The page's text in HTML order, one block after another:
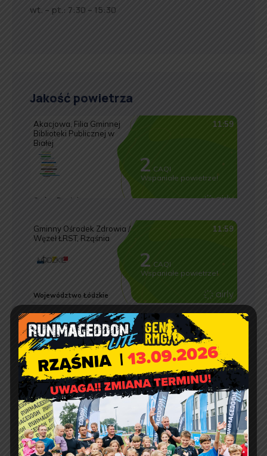
wt. – pt.: 7:30 – 15:30
Jakość powietrza